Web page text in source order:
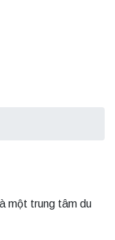
một trung tâm du